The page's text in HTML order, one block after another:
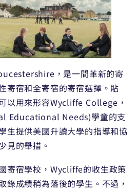
，是一間革新的寄
寄宿和全寄宿的寄宿選擇。貼
以用來形容Wycliffe College，
Educational Needs)學童的支
生提供美國升讀大學的指導和協
見的舉措。
寄宿學校，Wycliffe的收生政策
錄成績稍為落後的學生。不過，